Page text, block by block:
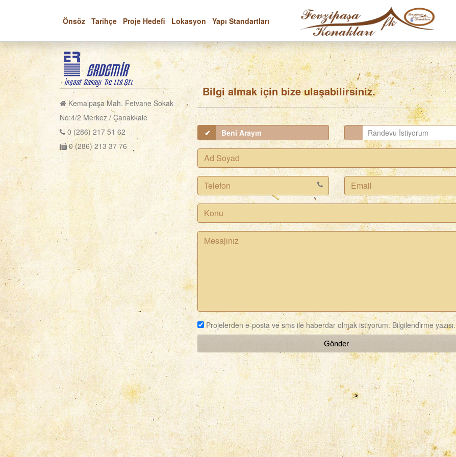
Önsöz Tarihçe Proje Hedefi Lokasyon Yapı Standartları
Kemalpaşa Mah. Fetvane Sokak
No:4/2 Merkez / Çanakkale
0 (286) 217 51 62
0 (286) 213 37 76
Bilgi almak için bize ulaşabilirsiniz.
Beni Arayın Randevu İstiyorum
Projelerden e-posta ve sms ile haberdar olmak istiyorum.Bilgilendirme yazısı.